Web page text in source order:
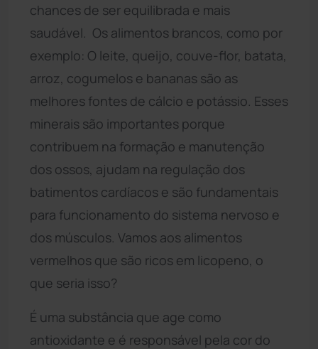
chances de ser equilibrada e mais
saudável. Os alimentos brancos, como por
exemplo: O leite, queijo, couve-flor, batata,
arroz, cogumelos e bananas são as
melhores fontes de cálcio e potássio. Esses
minerais são importantes porque
contribuem na formação e manutenção
dos ossos, ajudam na regulação dos
batimentos cardíacos e são fundamentais
para funcionamento do sistema nervoso e
dos músculos. Vamos aos alimentos
vermelhos que são ricos em licopeno, o
que seria isso?
É uma substância que age como
antioxidante e é responsável pela cor do